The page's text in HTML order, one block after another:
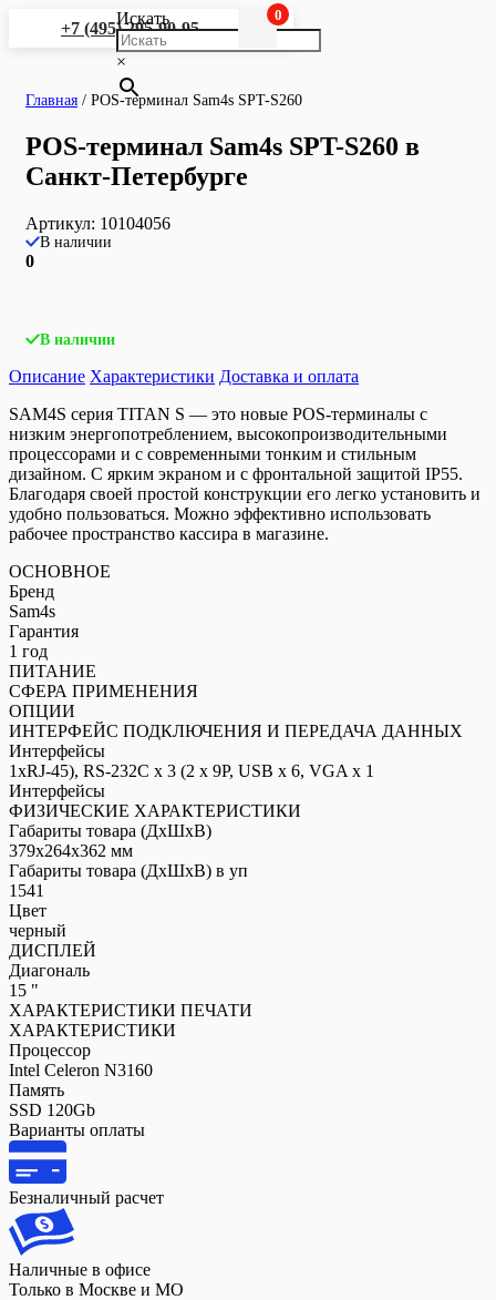
+7 (495) 295-90-95
Искать
×
0
Главная / POS-терминал Sam4s SPT-S260
POS-терминал Sam4s SPT-S260 в
Санкт-Петербурге
Артикул: 10104056
В наличии
0
В наличии
Описание Характеристики Доставка и оплата
SAM4S серия TITAN S — это новые POS-терминалы с
низким энергопотреблением, высокопроизводительными
процессорами и с современными тонким и стильным
дизайном. С ярким экраном и с фронтальной защитой IP55.
Благодаря своей простой конструкции его легко установить и
удобно пользоваться. Можно эффективно использовать
рабочее пространство кассира в магазине.
ОСНОВНОЕ
Бренд
Sam4s
Гарантия
1 год
ПИТАНИЕ
СФЕРА ПРИМЕНЕНИЯ
ОПЦИИ
ИНТЕРФЕЙС ПОДКЛЮЧЕНИЯ И ПЕРЕДАЧА ДАННЫХ
Интерфейсы
1xRJ-45), RS-232C x 3 (2 x 9P, USB x 6, VGA x 1
Интерфейсы
ФИЗИЧЕСКИЕ ХАРАКТЕРИСТИКИ
Габариты товара (ДxШxВ)
379x264x362 мм
Габариты товара (ДxШxВ) в уп
1541
Цвет
черный
ДИСПЛЕЙ
Диагональ
15 "
ХАРАКТЕРИСТИКИ ПЕЧАТИ
ХАРАКТЕРИСТИКИ
Процессор
Intel Celeron N3160
Память
SSD 120Gb
Варианты оплаты
Безналичный расчет
Наличные в офисе
Только в Москве и МО